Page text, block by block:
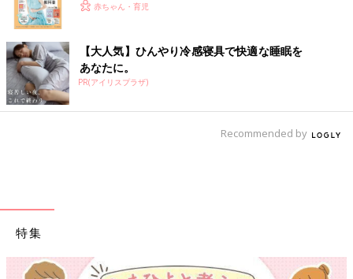
赤ちゃん・育児
【大人気】ひんやり冷感寝具で快適な睡眠を
あなたに。
PR(アイリスプラザ)
Recommended by
特集